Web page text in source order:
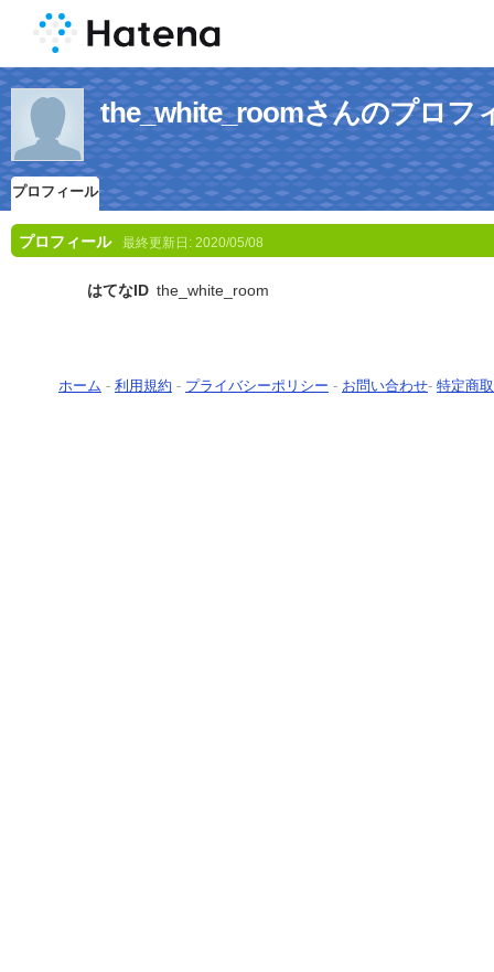
the_white_roomさんのプロフ
プロフィール
プロフィール 最終更新日: 2020/05/08
はてなID the_white_room
ホーム - 利用規約 - プライバシーポリシー - お問い合わせ- 特定商